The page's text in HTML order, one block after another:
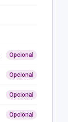
Opcional
Opcional
Opcional
Opcional